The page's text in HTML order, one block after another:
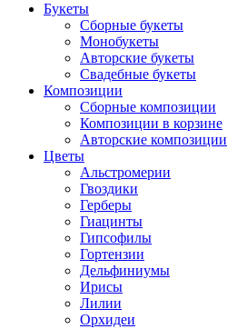
Букеты
Сборные букеты
Монобукеты
Авторские букеты
Свадебные букеты
Композиции
Сборные композиции
Композиции в корзине
Авторские композиции
Цветы
Альстромерии
Гвоздики
Герберы
Гиацинты
Гипсофилы
Гортензии
Дельфиниумы
Ирисы
Лилии
Орхидеи